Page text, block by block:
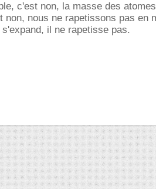
c'est non, la masse des
nous ne rapetissons pas en
il ne rapetisse pas.